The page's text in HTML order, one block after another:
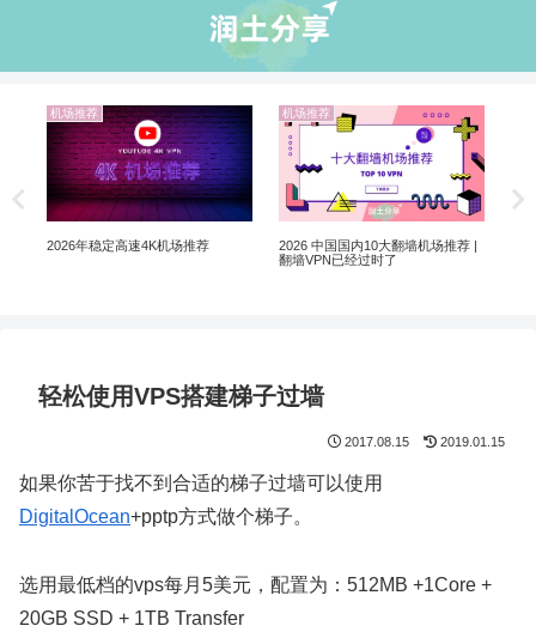
机场推荐
2026年稳定高速4K机场推荐
机场推荐
2026 中国国内10大翻墙机场推荐 |
翻墙VPN已经过时了
轻松使用VPS搭建梯子过墙
2017.08.15 2019.01.15
如果你苦于找不到合适的梯子过墙可以使用
DigitalOcean+pptp方式做个梯子。
选用最低档的vps每月5美元，配置为：512MB +1Core +
20GB SSD + 1TB Transfer